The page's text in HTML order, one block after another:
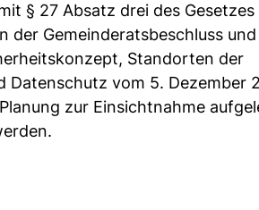
§ 27 Absatz drei des Gesetzes
Gemeinderatsbeschluss und
Standorten der
Datenschutz vom 5. Dezember
zur Einsichtnahme